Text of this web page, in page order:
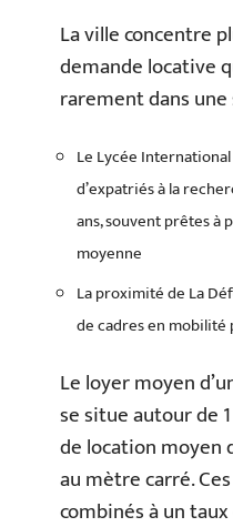
La ville concentre
demande locative
rarement dans
Le Lycée
d’expatriés à la
ans, souvent prêtes à
moyenne
La proximité de La
de cadres en
Le loyer moyen
se situe autour de
de location moyen
au mètre carré.
combinés à un